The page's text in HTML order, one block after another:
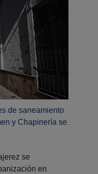
de saneamiento
y Chapinería se
se
en